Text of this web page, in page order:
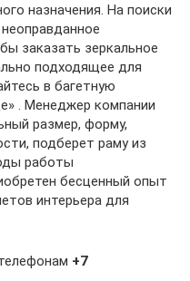
назначения. На поиски
заказать зеркальное
подходящее для
в багетную
. Менеджер компании
размер, форму,
подберет раму из
работы
бесценный опыт
интерьера для
+7